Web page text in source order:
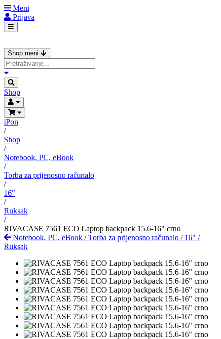
Meni
Prijava
Shop meni
Shop
iPon
/
Shop
/
Notebook, PC, eBook
/
Torba za prijenosno računalo
/
16"
/
Ruksak
/
RIVACASE 7561 ECO Laptop backpack 15.6-16" crno
Notebook, PC, eBook /Torba za prijenosno računalo / 16" /
Ruksak